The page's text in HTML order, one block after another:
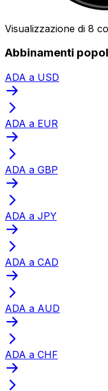
Visualizzazione di 8
Abbinamenti
ADA a USD
ADA a EUR
ADA a GBP
ADA a JPY
ADA a CAD
ADA a AUD
ADA a CHF